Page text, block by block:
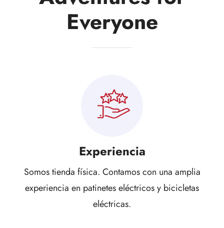
Everyone
Experiencia
Somos tienda física. Contamos con una amplia
experiencia en patinetes eléctricos y bicicletas
eléctricas.